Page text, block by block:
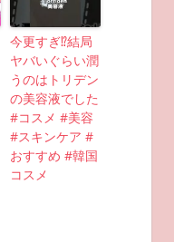
今更すぎ⁉︎結局
ヤバいぐらい潤
うのはトリデン
の美容液でした
#コスメ #美容
#スキンケア #
おすすめ #韓国
コスメ